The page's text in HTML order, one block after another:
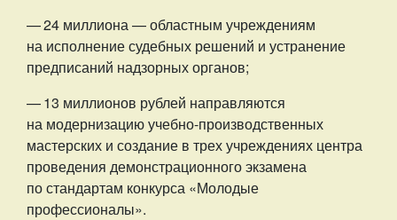
— 24 миллиона — областным учреждениям
на исполнение судебных решений и устранение
предписаний надзорных органов;
— 13 миллионов рублей направляются
на модернизацию учебно-производственных
мастерских и создание в трех учреждениях центра
проведения демонстрационного экзамена
по стандартам конкурса «Молодые
профессионалы».